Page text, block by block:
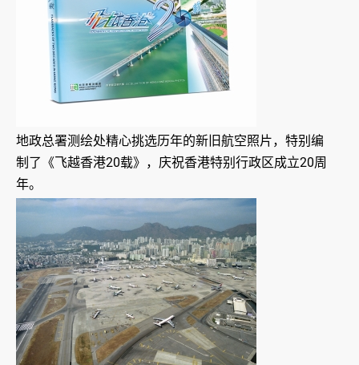
地政总署测绘处精心挑选历年的新旧航空照片，特别编
制了《飞越香港20载》，庆祝香港特别行政区成立20周
年。